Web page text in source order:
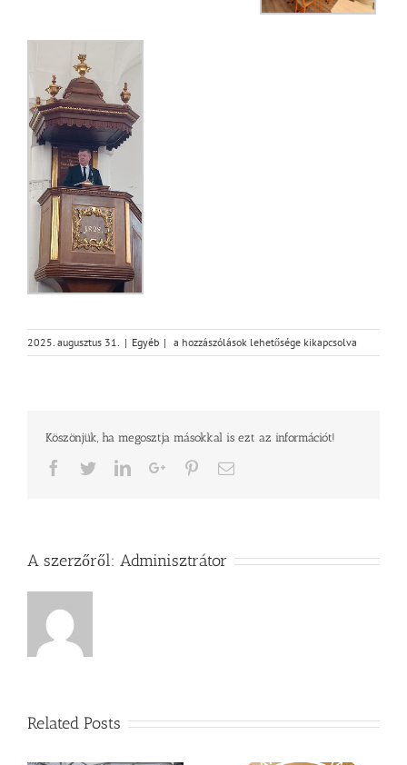
2025. augusztus 31. | Egyéb | Beszámoló
az
szakmai
bejegyzéshez
a hozzászólások lehetősége kikapcsolva
Köszönjük, ha megosztja másokkal is ezt az információt!
Facebook
TwitterLinkedInGoogle+PinterestEmail
A szerzőről: Adminisztrátor
Related Posts